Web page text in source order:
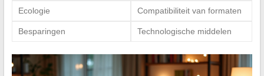
Ecologie Compatibiliteit van formaten
Besparingen Technologische middelen